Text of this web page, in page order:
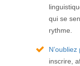
qui se
rythme.
inscrire,